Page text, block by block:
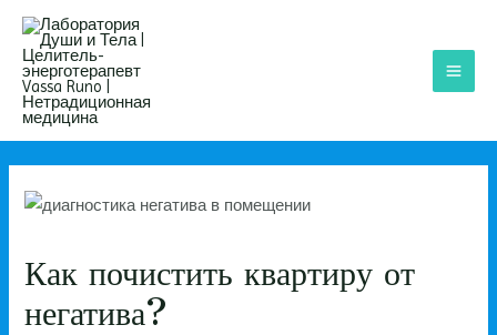
Перейти
содержимому
Как почистить квартиру от
негатива?